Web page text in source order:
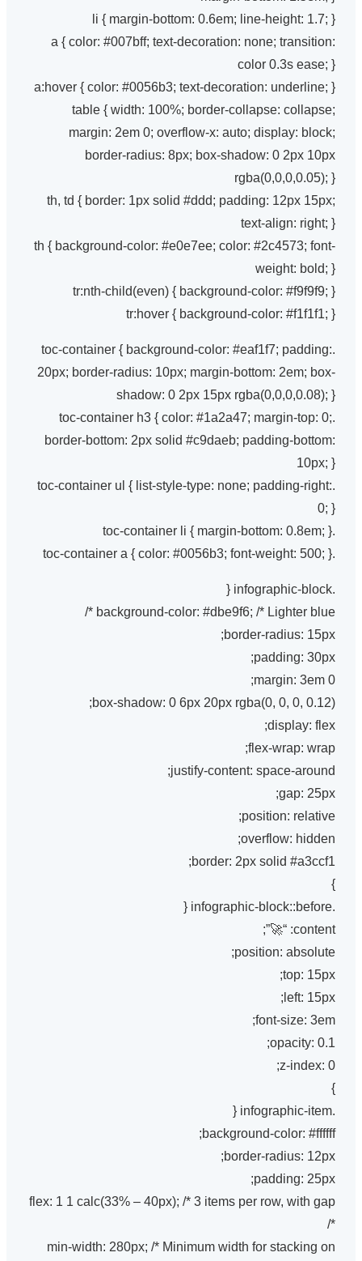
li { margin-bottom: 0.6em; line-height: 1.7; }
a { color: #007bff; text-decoration: none; transition:
color 0.3s ease; }
a:hover { color: #0056b3; text-decoration: underline; }
table { width: 100%; border-collapse: collapse;
margin: 2em 0; overflow-x: auto; display: block;
border-radius: 8px; box-shadow: 0 2px 10px
rgba(0,0,0,0.05); }
th, td { border: 1px solid #ddd; padding: 12px 15px;
text-align: right; }
th { background-color: #e0e7ee; color: #2c4573; font-
weight: bold; }
tr:nth-child(even) { background-color: #f9f9f9; }
tr:hover { background-color: #f1f1f1; }
.toc-container { background-color: #eaf1f7; padding:
20px; border-radius: 10px; margin-bottom: 2em; box-
shadow: 0 2px 15px rgba(0,0,0,0.08); }
.toc-container h3 { color: #1a2a47; margin-top: 0;
border-bottom: 2px solid #c9daeb; padding-bottom:
10px; }
.toc-container ul { list-style-type: none; padding-right:
0; }
.toc-container li { margin-bottom: 0.8em; }
.toc-container a { color: #0056b3; font-weight: 500; }
.infographic-block {
background-color: #dbe9f6; /* Lighter blue */
border-radius: 15px;
padding: 30px;
margin: 3em 0;
box-shadow: 0 6px 20px rgba(0, 0, 0, 0.12);
display: flex;
flex-wrap: wrap;
justify-content: space-around;
gap: 25px;
position: relative;
overflow: hidden;
border: 2px solid #a3ccf1;
}
.infographic-block::before {
content: “🚀”;
position: absolute;
top: 15px;
left: 15px;
font-size: 3em;
opacity: 0.1;
z-index: 0;
}
.infographic-item {
background-color: #ffffff;
border-radius: 12px;
padding: 25px;
flex: 1 1 calc(33% – 40px); /* 3 items per row, with gap
*/
min-width: 280px; /* Minimum width for stacking on